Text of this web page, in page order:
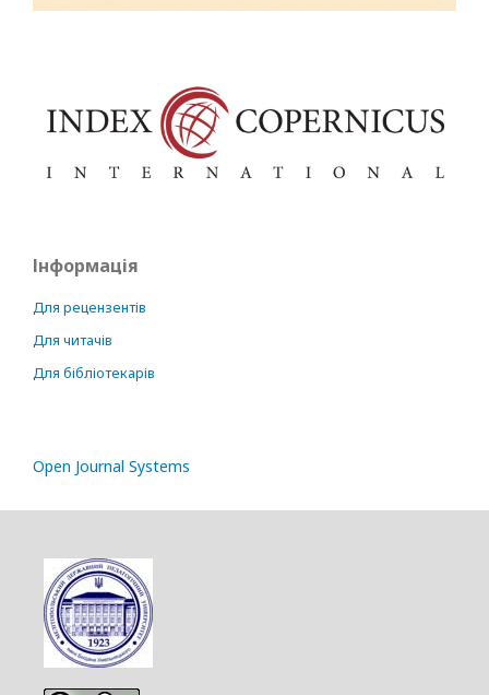
Інформація
Для рецензентів
Для читачів
Для бібліотекарів
Open Journal Systems